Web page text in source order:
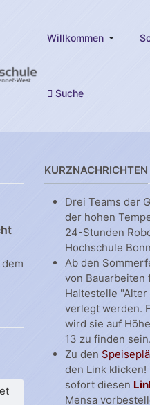
Willkommen
Suche
KURZNACHRICHTEN
Drei Teams der
der hohen
24-Stunden
Hochschule
Ab den
von Bauarbeiten
Haltestelle
verlegt werden.
wird sie auf
13 zu finden sein.
Zu den
den Link
sofort diesen
Mensa